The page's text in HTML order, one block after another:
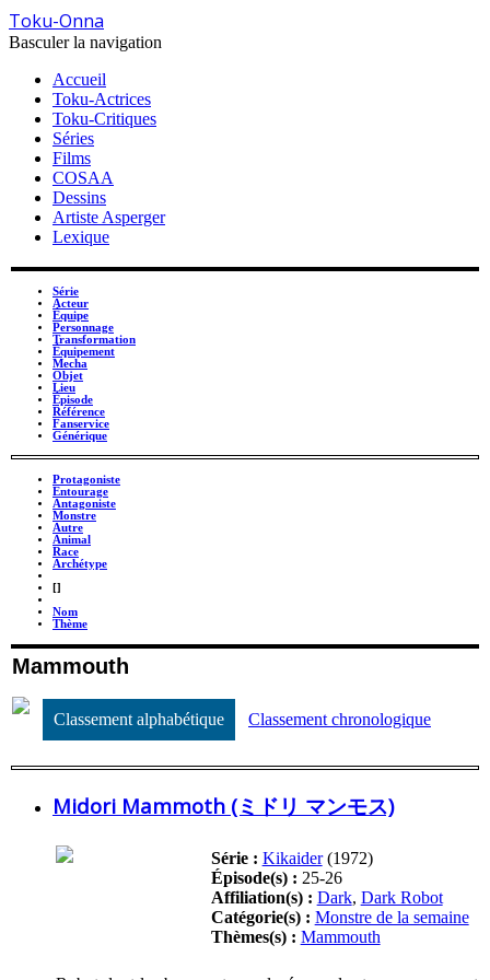
Toku-Onna
Basculer la navigation
Accueil
Toku-Actrices
Toku-Critiques
Séries
Films
COSAA
Dessins
Artiste Asperger
Lexique
Série
Acteur
Équipe
Personnage
Transformation
Équipement
Mecha
Objet
Lieu
Épisode
Référence
Fanservice
Générique
Protagoniste
Entourage
Antagoniste
Monstre
Autre
Animal
Race
Archétype
[]
Nom
Thème
Mammouth
Classement alphabétique Classement chronologique
Midori Mammoth (ミドリ マンモス)
Série : Kikaider(1972)
Épisode(s) : 25-26
Affiliation(s) : Dark, Dark Robot
Catégorie(s) : Monstre de la semaine
Thèmes(s) : Mammouth